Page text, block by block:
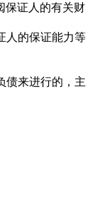
保证人的有关财
人的保证能力等
债来进行的，主